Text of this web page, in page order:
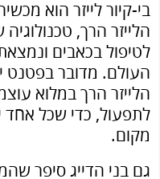
בי-קיור לייזר הוא
הלייזר הרך,
לטיפול בכאבים
העולם. מדובר בפטנט
הלייזר הרך במלוא
לתפעול, כדי שכל אחד
מקום.
גם בני הדייג סיפר